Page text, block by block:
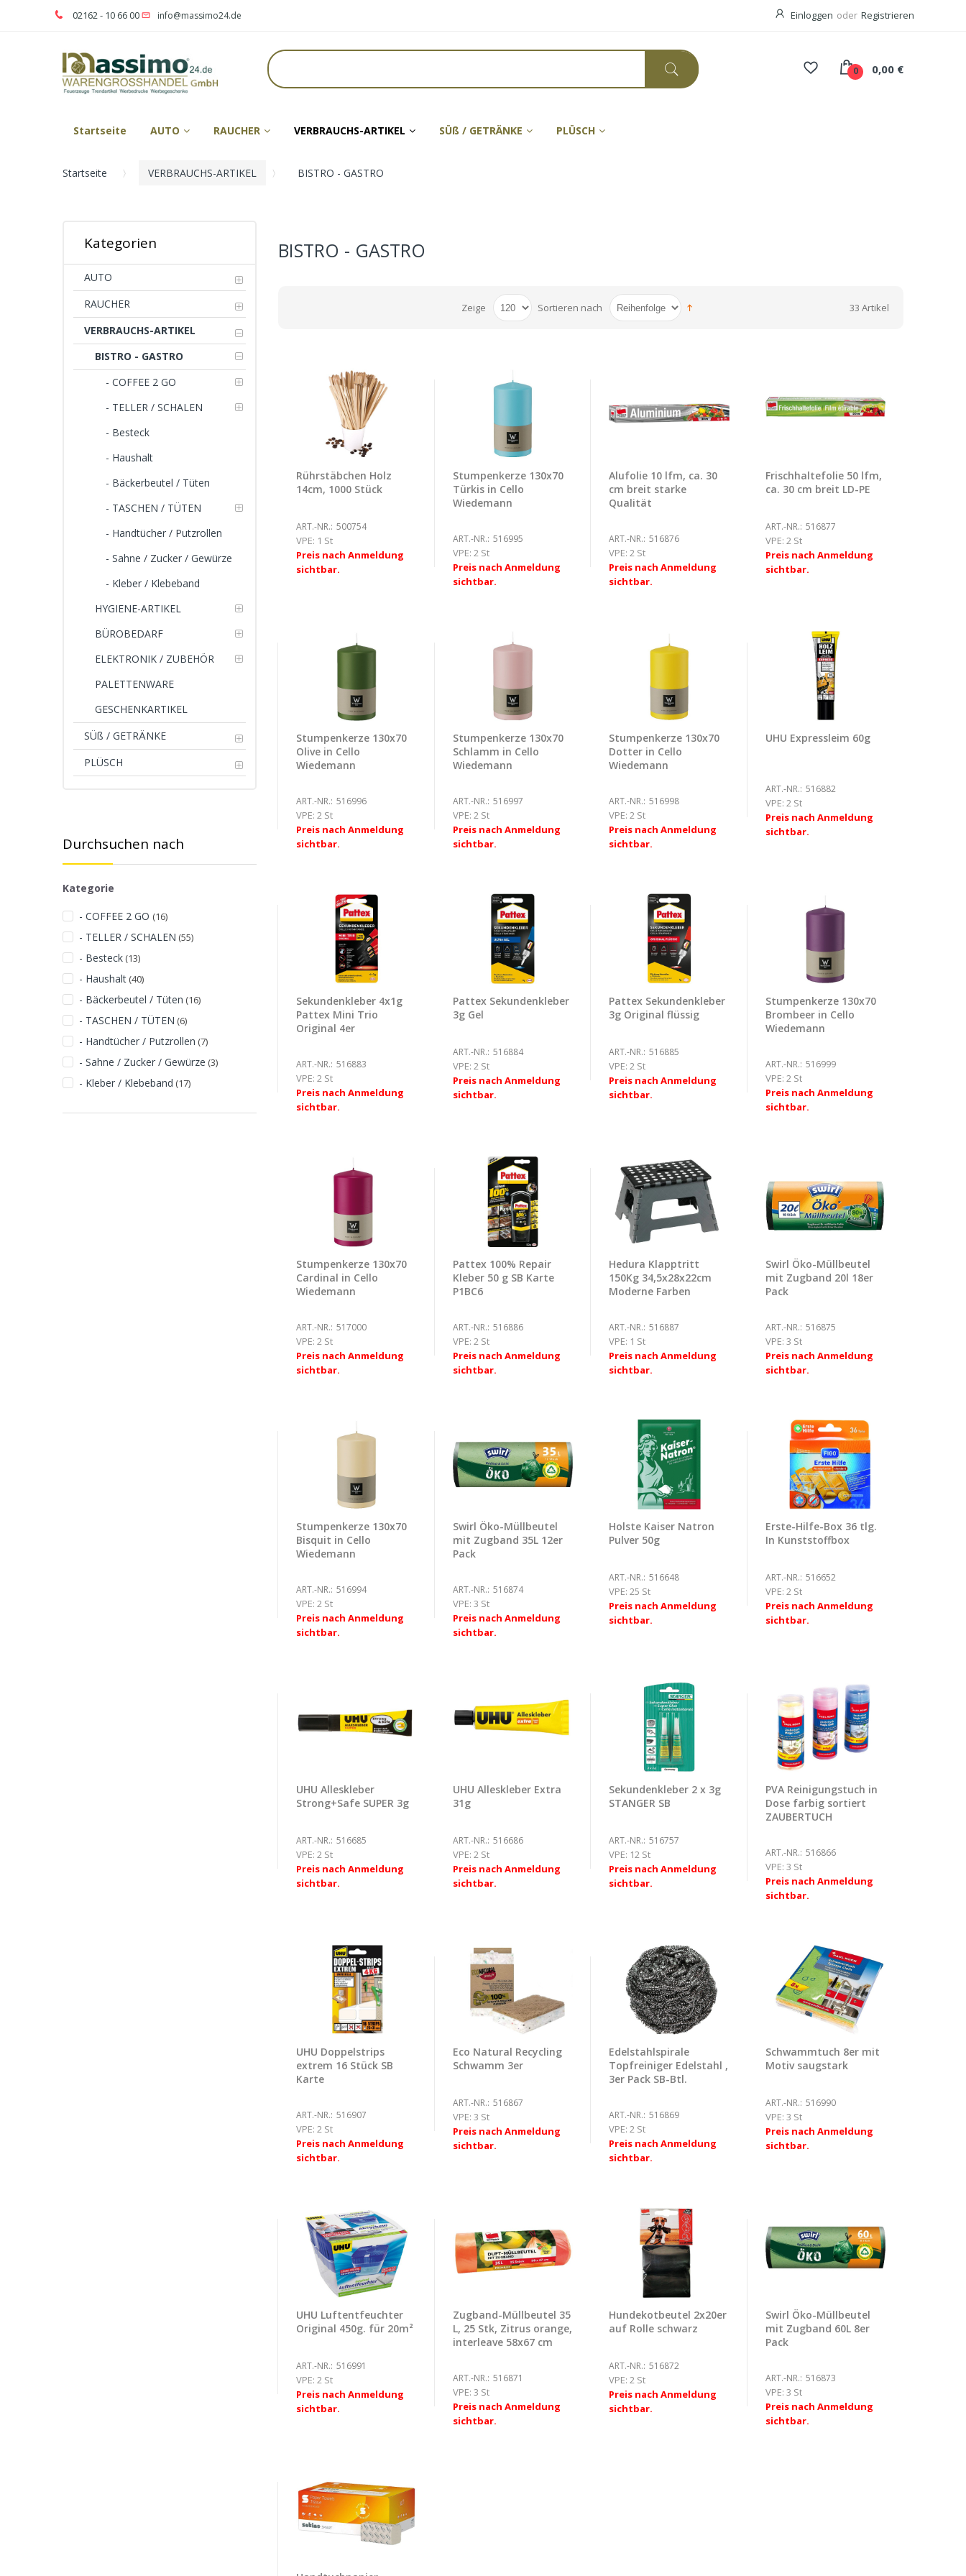
02162 - 10 66 00 info@massimo24.de Einloggen oder Registrieren
0 0,00 €
Startseite AUTO RAUCHER VERBRAUCHS-ARTIKEL SÜß / GETRÄNKE PLÜSCH
Startseite VERBRAUCHS-ARTIKEL BISTRO - GASTRO
BISTRO - GASTRO
Zeige Sortieren nach 33 Artikel
Rührstäbchen Holz
14cm, 1000 Stück
ART.-NR.: 500754
VPE: 1 St
Preis nach Anmeldung
sichtbar.
Stumpenkerze 130x70
Türkis in Cello
Wiedemann
ART.-NR.: 516995
VPE: 2 St
Preis nach Anmeldung
sichtbar.
Alufolie 10 lfm, ca. 30
cm breit starke
Qualität
ART.-NR.: 516876
VPE: 2 St
Preis nach Anmeldung
sichtbar.
Frischhaltefolie 50 lfm,
ca. 30 cm breit LD-PE
ART.-NR.: 516877
VPE: 2 St
Preis nach Anmeldung
sichtbar.
Stumpenkerze 130x70
Olive in Cello
Wiedemann
ART.-NR.: 516996
VPE: 2 St
Preis nach Anmeldung
sichtbar.
Stumpenkerze 130x70
Schlamm in Cello
Wiedemann
ART.-NR.: 516997
VPE: 2 St
Preis nach Anmeldung
sichtbar.
Stumpenkerze 130x70
Dotter in Cello
Wiedemann
ART.-NR.: 516998
VPE: 2 St
Preis nach Anmeldung
sichtbar.
UHU Expressleim 60g
ART.-NR.: 516882
VPE: 2 St
Preis nach Anmeldung
sichtbar.
Sekundenkleber 4x1g
Pattex Mini Trio
Original 4er
ART.-NR.: 516883
VPE: 2 St
Preis nach Anmeldung
sichtbar.
Pattex Sekundenkleber
3g Gel
ART.-NR.: 516884
VPE: 2 St
Preis nach Anmeldung
sichtbar.
Pattex Sekundenkleber
3g Original flüssig
ART.-NR.: 516885
VPE: 2 St
Preis nach Anmeldung
sichtbar.
Stumpenkerze 130x70
Brombeer in Cello
Wiedemann
ART.-NR.: 516999
VPE: 2 St
Preis nach Anmeldung
sichtbar.
Stumpenkerze 130x70
Cardinal in Cello
Wiedemann
ART.-NR.: 517000
VPE: 2 St
Preis nach Anmeldung
sichtbar.
Pattex 100% Repair
Kleber 50 g SB Karte
P1BC6
ART.-NR.: 516886
VPE: 2 St
Preis nach Anmeldung
sichtbar.
Hedura Klapptritt
150Kg 34,5x28x22cm
Moderne Farben
ART.-NR.: 516887
VPE: 1 St
Preis nach Anmeldung
sichtbar.
Swirl Öko-Müllbeutel
mit Zugband 20l 18er
Pack
ART.-NR.: 516875
VPE: 3 St
Preis nach Anmeldung
sichtbar.
Stumpenkerze 130x70
Bisquit in Cello
Wiedemann
ART.-NR.: 516994
VPE: 2 St
Preis nach Anmeldung
sichtbar.
Swirl Öko-Müllbeutel
mit Zugband 35L 12er
Pack
ART.-NR.: 516874
VPE: 3 St
Preis nach Anmeldung
sichtbar.
Holste Kaiser Natron
Pulver 50g
ART.-NR.: 516648
VPE: 25 St
Preis nach Anmeldung
sichtbar.
Erste-Hilfe-Box 36 tlg.
In Kunststoffbox
ART.-NR.: 516652
VPE: 2 St
Preis nach Anmeldung
sichtbar.
UHU Alleskleber
Strong+Safe SUPER 3g
ART.-NR.: 516685
VPE: 2 St
Preis nach Anmeldung
sichtbar.
UHU Alleskleber Extra
31g
ART.-NR.: 516686
VPE: 2 St
Preis nach Anmeldung
sichtbar.
Sekundenkleber 2 x 3g
STANGER SB
ART.-NR.: 516757
VPE: 12 St
Preis nach Anmeldung
sichtbar.
PVA Reinigungstuch in
Dose farbig sortiert
ZAUBERTUCH
ART.-NR.: 516866
VPE: 3 St
Preis nach Anmeldung
sichtbar.
UHU Doppelstrips
extrem 16 Stück SB
Karte
ART.-NR.: 516907
VPE: 2 St
Preis nach Anmeldung
sichtbar.
Eco Natural Recycling
Schwamm 3er
ART.-NR.: 516867
VPE: 3 St
Preis nach Anmeldung
sichtbar.
Edelstahlspirale
Topfreiniger Edelstahl ,
3er Pack SB-Btl.
ART.-NR.: 516869
VPE: 2 St
Preis nach Anmeldung
sichtbar.
Schwammtuch 8er mit
Motiv saugstark
ART.-NR.: 516990
VPE: 3 St
Preis nach Anmeldung
sichtbar.
UHU Luftentfeuchter
Original 450g. für 20m²
ART.-NR.: 516991
VPE: 2 St
Preis nach Anmeldung
sichtbar.
Zugband-Müllbeutel 35
L, 25 Stk, Zitrus orange,
interleave 58x67 cm
ART.-NR.: 516871
VPE: 3 St
Preis nach Anmeldung
sichtbar.
Hundekotbeutel 2x20er
auf Rolle schwarz
ART.-NR.: 516872
VPE: 2 St
Preis nach Anmeldung
sichtbar.
Swirl Öko-Müllbeutel
mit Zugband 60L 8er
Pack
ART.-NR.: 516873
VPE: 3 St
Preis nach Anmeldung
sichtbar.
Kategorien
AUTO
RAUCHER
VERBRAUCHS-ARTIKEL
BISTRO - GASTRO
- COFFEE 2 GO
- TELLER / SCHALEN
- Besteck
- Haushalt
- Bäckerbeutel / Tüten
- TASCHEN / TÜTEN
- Handtücher / Putzrollen
- Sahne / Zucker / Gewürze
- Kleber / Klebeband
HYGIENE-ARTIKEL
BÜROBEDARF
ELEKTRONIK / ZUBEHÖR
PALETTENWARE
GESCHENKARTIKEL
SÜß / GETRÄNKE
PLÜSCH
Durchsuchen nach
Kategorie
- COFFEE 2 GO (16)
- TELLER / SCHALEN (55)
- Besteck (13)
- Haushalt (40)
- Bäckerbeutel / Tüten (16)
- TASCHEN / TÜTEN (6)
- Handtücher / Putzrollen (7)
- Sahne / Zucker / Gewürze (3)
- Kleber / Klebeband (17)